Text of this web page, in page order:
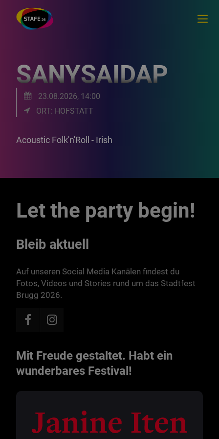
SANYSAIDAP
23.08.2026, 14:00
ORT: HOFSTATT
Acoustic Folk'n'Roll - Irish
Let the party begin!
Bleib aktuell
Auf unseren Social Media Kanälen findest du
Fotos, Videos und Stories rund um das Stadtfest
Brugg 2026.
Mit Freude gestaltet. Habt ein
wunderbares Festival!